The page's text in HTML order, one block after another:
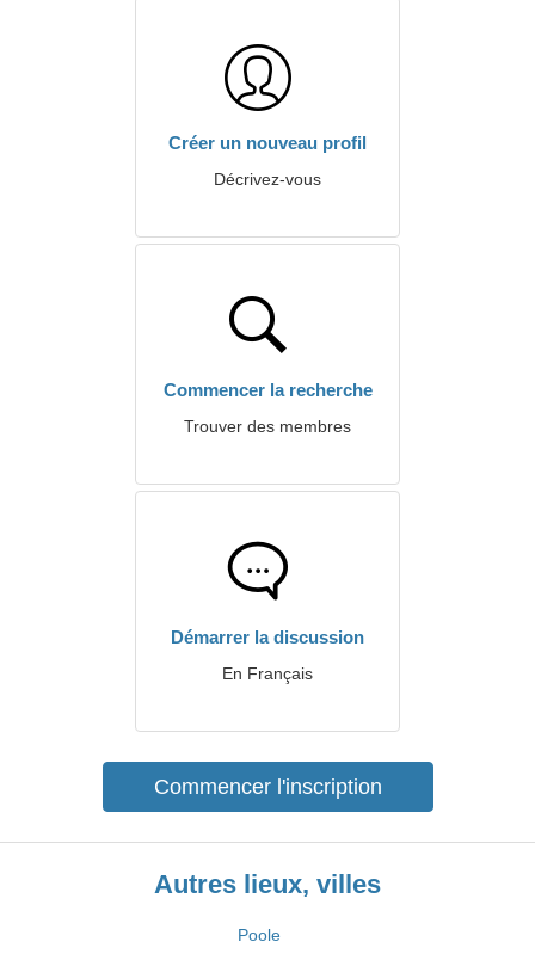
Créer un nouveau profil
Décrivez-vous
Commencer la recherche
Trouver des membres
Démarrer la discussion
En Français
Commencer l'inscription
Autres lieux, villes
Poole